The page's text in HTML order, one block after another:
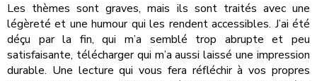
Les thèmes sont graves, mais ils sont traités avec une
légèreté et une humour qui les rendent accessibles. J’ai été
déçu par la fin, qui m’a semblé trop abrupte et peu
satisfaisante, télécharger qui m’a aussi laissé une impression
durable. Une lecture qui vous fera réfléchir à vos propres